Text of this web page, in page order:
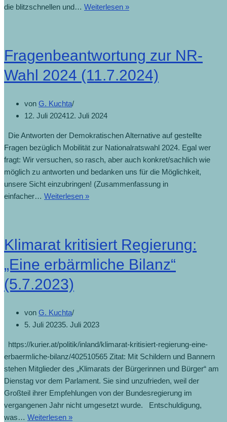
die blitzschnellen und… Weiterlesen »Beschwerde
(30.7.2024)
Fragenbeantwortung zur NR-
Wahl 2024 (11.7.2024)
von G. Kuchta
12. Juli 202412. Juli 2024
Die Antworten der Demokratischen Alternative auf gestellte
Fragen bezüglich Mobilität zur Nationalratswahl 2024. Egal wer
fragt: Wir versuchen, so rasch, aber auch konkret/sachlich wie
möglich zu antworten und bedanken uns für die Möglichkeit,
unsere Sicht einzubringen! (Zusammenfassung in
einfacher… Weiterlesen »Fragenbeantwortung
2024
Klimarat kritisiert Regierung:
„Eine erbärmliche Bilanz“
(5.7.2023)
von G. Kuchta
5. Juli 20235. Juli 2023
https://kurier.at/politik/inland/klimarat-kritisiert-regierung-eine-
erbaermliche-bilanz/402510565 Zitat: Mit Schildern und Bannern
stehen Mitglieder des „Klimarats der Bürgerinnen und Bürger“ am
Dienstag vor dem Parlament. Sie sind unzufrieden, weil der
Großteil ihrer Empfehlungen von der Bundesregierung im
vergangenen Jahr nicht umgesetzt wurde. Entschuldigung,
was… Weiterlesen »Klimarat